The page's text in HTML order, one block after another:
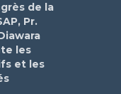
de la
Pr.
les
et les